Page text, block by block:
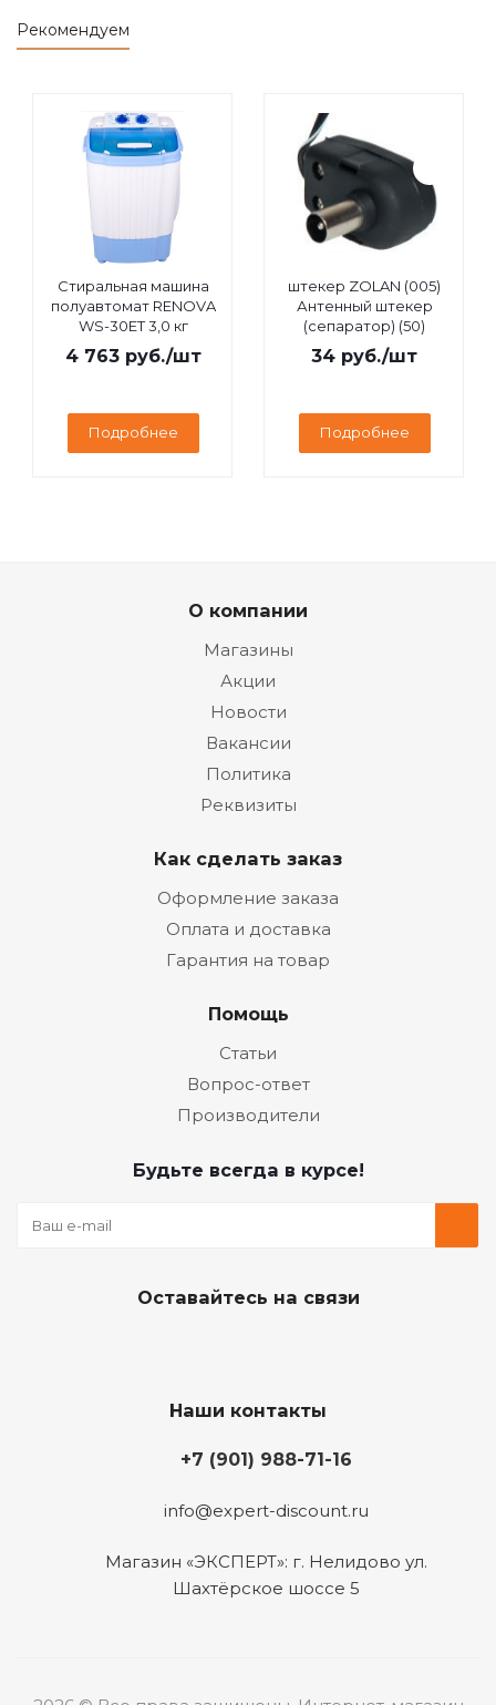
Рекомендуем
Стиральная машина
полуавтомат RENOVA
WS-30ET 3,0 кг
4 763руб./шт
Подробнее
штекер ZOLAN (005)
Антенный штекер
(сепаратор) (50)
34 руб./шт
Подробнее
О компании
Магазины
Акции
Новости
Вакансии
Политика
Реквизиты
Как сделать заказ
Оформление заказа
Оплата и доставка
Гарантия на товар
Помощь
Статьи
Вопрос-ответ
Производители
Будьте всегда в курсе!
Оставайтесь на связи
Наши контакты
+7 (901) 988-71-16
info@expert-discount.ru
Магазин «ЭКСПЕРТ»: г. Нелидово ул.
Шахтёрское шоссе 5